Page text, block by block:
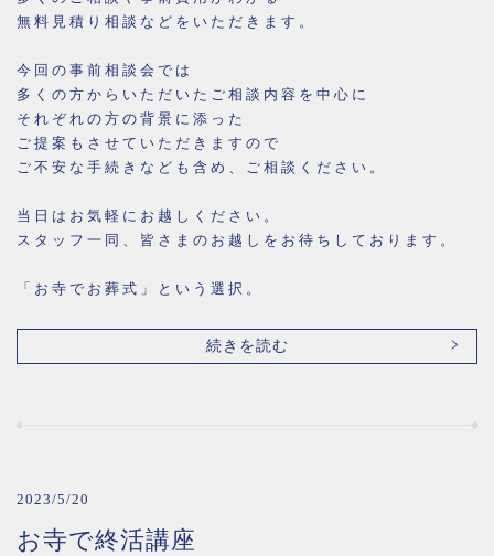
無料見積り相談などをいただきます。
今回の事前相談会では
多くの方からいただいたご相談内容を中心に
それぞれの方の背景に添った
ご提案もさせていただきますので
ご不安な手続きなども含め、ご相談ください。
当日はお気軽にお越しください。
スタッフ一同、皆さまのお越しをお待ちしております。
「お寺でお葬式」という選択。
続きを読む
2023/5/20
お寺で終活講座